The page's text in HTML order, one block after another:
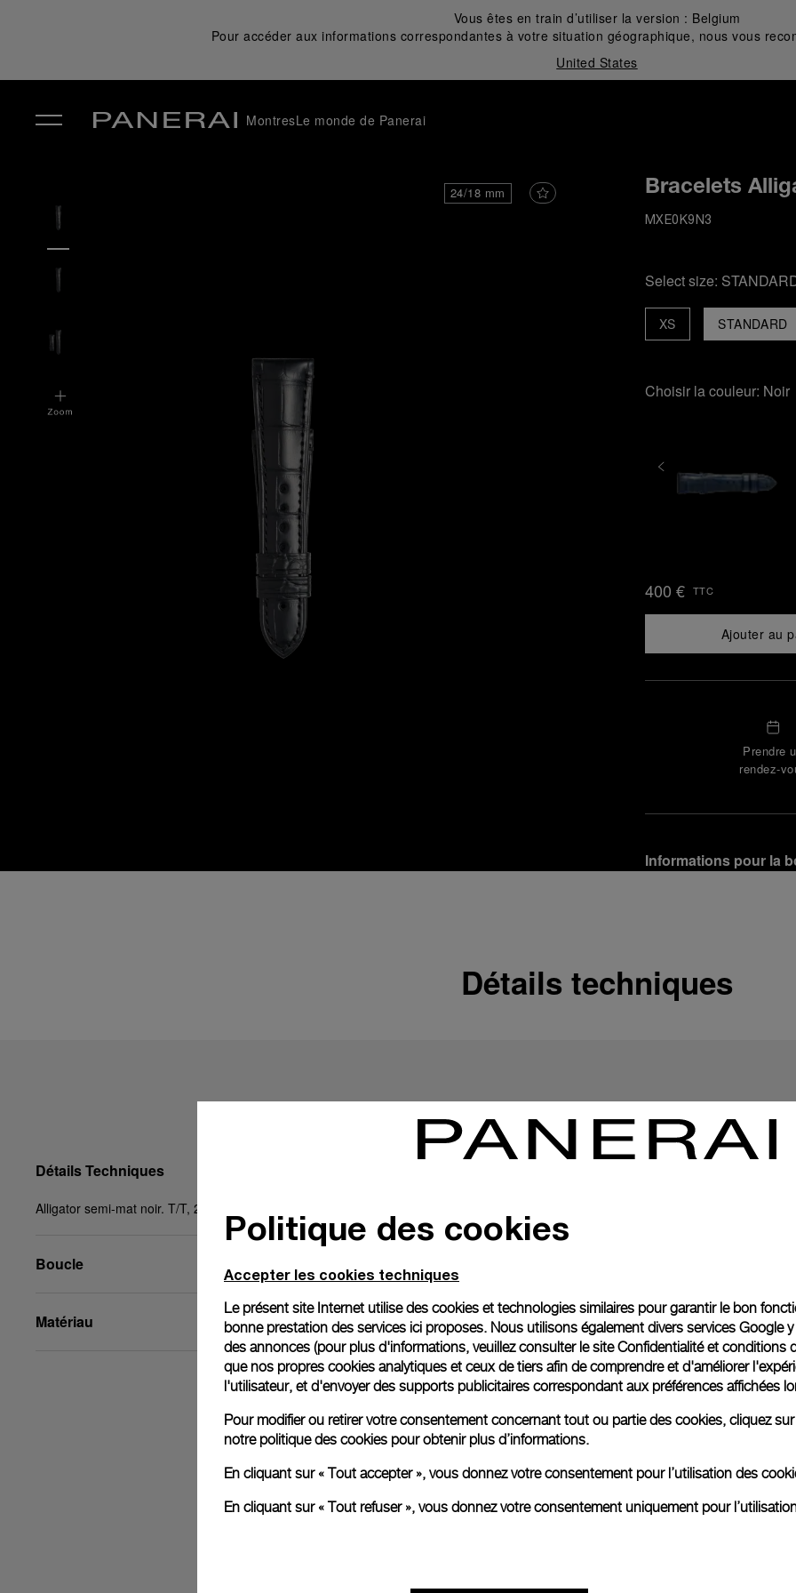
Vous êtes en train d’utiliser la version : Belgium
Pour accéder aux informations correspondantes à votre situation géographique, nous vous
United States
MontresLe monde de Panerai
24/18 mm Bracelets
MXE0K9N3
Select size:
STANDARD
XS
Choisir la couleur: Noir
400 € TTC
Ajouter au
Prendre
rendez-
Informations pour la
Retours et échanges
Officine Panerai
crédit :
personnalisé.
En savoir plus
Toutes les images sont des
aux produits réels.
Détails techniques
Détails Techniques
Alligator semi-mat noir. T/T, 24/18, BA, STD
Boucle
Matériau
Politique des cookies
Accepter les cookies techniques
Le présent site Internet utilise des cookies et technologies similaires pour garantir le bon
bonne prestation des services ici proposes. Nous utilisons également divers services Google
des annonces (pour plus d'informations, veuillez consulter lesite Confidentialité et conditions
que nos propres cookies analytiques et ceux de tiers afin de comprendre et d'améliorer
l'utilisateur, et d'envoyer des supports publicitaires correspondant aux préférences affichées
Pour modifier ou retirer votre consentement concernant tout ou partie des cookies, cliquez
notre politique des cookies pour obtenir plus d’informations.
En cliquant sur « Tout accepter », vous donnez votre consentement pour l’utilisation des
En cliquant sur « Tout refuser », vous donnez votre consentement uniquement pour